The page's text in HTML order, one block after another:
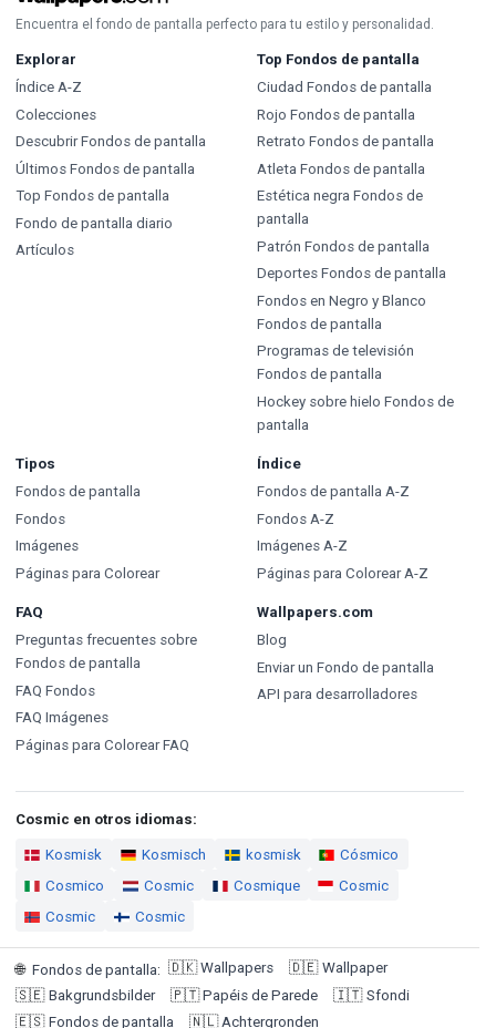
Encuentra el fondo de pantalla perfecto para tu estilo y personalidad.
Explorar
Índice A-Z
Colecciones
Descubrir Fondos de pantalla
Últimos Fondos de pantalla
Top Fondos de pantalla
Fondo de pantalla diario
Artículos
Top Fondos de pantalla
Ciudad Fondos de pantalla
Rojo Fondos de pantalla
Retrato Fondos de pantalla
Atleta Fondos de pantalla
Estética negra Fondos de
pantalla
Patrón Fondos de pantalla
Deportes Fondos de pantalla
Fondos en Negro y Blanco
Fondos de pantalla
Programas de televisión
Fondos de pantalla
Hockey sobre hielo Fondos de
pantalla
Tipos
Fondos de pantalla
Fondos
Imágenes
Páginas para Colorear
Índice
Fondos de pantalla A-Z
Fondos A-Z
Imágenes A-Z
Páginas para Colorear A-Z
FAQ
Preguntas frecuentes sobre
Fondos de pantalla
FAQ Fondos
FAQ Imágenes
Páginas para Colorear FAQ
Wallpapers.com
Blog
Enviar un Fondo de pantalla
API para desarrolladores
Cosmic en otros idiomas:
Kosmisk Kosmisch kosmisk
Cósmico
Cosmico
Cosmic Cosmique
Cosmic
Cosmic
Cosmic
🌐 Fondos de pantalla: 🇩🇰 Wallpapers 🇩🇪 Wallpaper
🇸🇪 Bakgrundsbilder 🇵🇹 Papéis de Parede 🇮🇹 Sfondi
🇪🇸 Fondos de pantalla 🇳🇱 Achtergronden